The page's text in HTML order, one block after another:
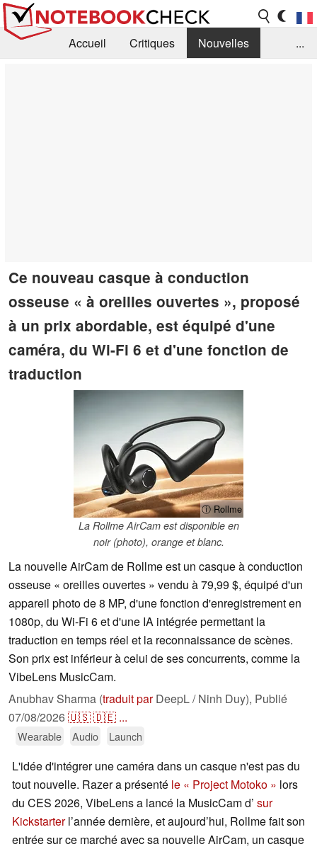
Accueil Critiques
Nouvelles
...
Ce nouveau casque à conduction
osseuse « à oreilles ouvertes », proposé
à un prix abordable, est équipé d'une
caméra, du Wi-Fi 6 et d'une fonction de
traduction
ⓘ Rollme
La Rollme AirCam est disponible en
noir (photo), orange et blanc.
La nouvelle AirCam de Rollme est un casque à conduction
osseuse « oreilles ouvertes » vendu à 79,99 $, équipé d'un
appareil photo de 8 MP, d'une fonction d'enregistrement en
1080p, du Wi-Fi 6 et d'une IA intégrée permettant la
traduction en temps réel et la reconnaissance de scènes.
Son prix est inférieur à celui de ses concurrents, comme la
VibeLens MusicCam.
Anubhav Sharma (traduit parDeepL / Ninh Duy), Publié
07/08/2026🇺🇸🇩🇪 ...
Wearable Audio Launch
L'idée d'intégrer une caméra dans un casque n'est pas du
tout nouvelle. Razer a présenté le « Project Motoko » lors
du CES 2026, VibeLens a lancé la MusicCam d’ sur
Kickstarterl’année dernière, et aujourd’hui, Rollme fait son
entrée sur ce marché avec sa nouvelle AirCam, un casque